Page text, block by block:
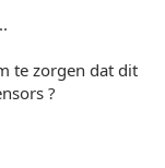
te zorgen dat dit
?